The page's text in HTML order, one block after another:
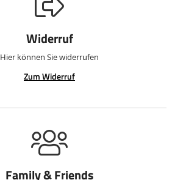
Widerruf
Hier können Sie widerrufen
Zum Widerruf
Family & Friends